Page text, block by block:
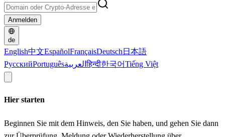
Anmelden
de
English中文EspañolFrançaisDeutsch 日本語
РусскийPortuguêsالعربيةहिन्दी한국어Tiếng Việt
Hier starten
Beginnen Sie mit dem Hinweis, den Sie haben, und gehen Sie dann